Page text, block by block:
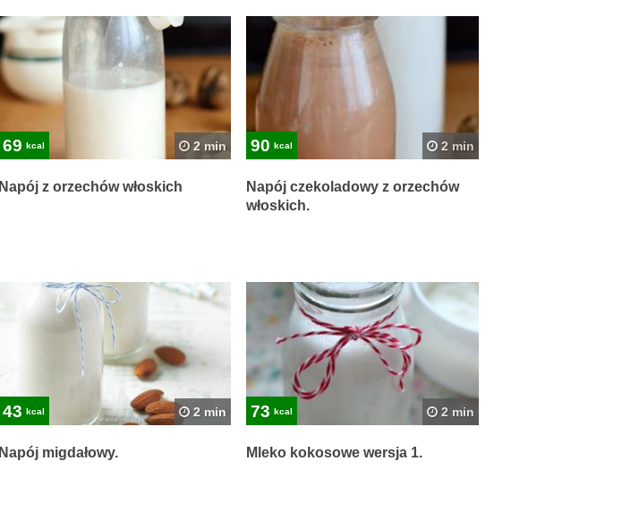
69 kcal 2 min
Napój z orzechów włoskich
90 kcal 2 min
Napój czekoladowy z orzechów
włoskich.
43 kcal 2 min
Napój migdałowy.
73 kcal 2 min
Mleko kokosowe wersja 1.